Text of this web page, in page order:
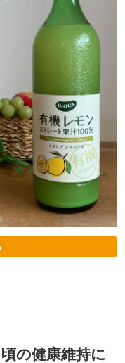
の健康維持に